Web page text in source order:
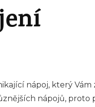
nápoj, který
nápojů,